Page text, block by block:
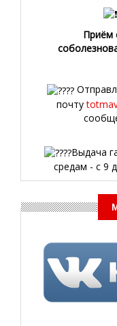
Приём
почту
Выдача
средам - с 9